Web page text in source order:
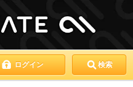
ログイン 検索